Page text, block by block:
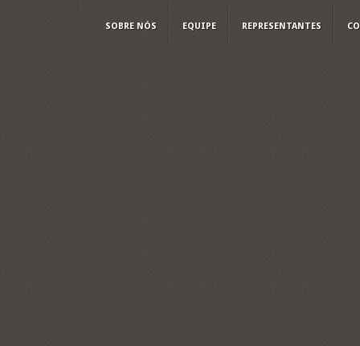
SOBRE NÓS EQUIPE REPRESENTANTES